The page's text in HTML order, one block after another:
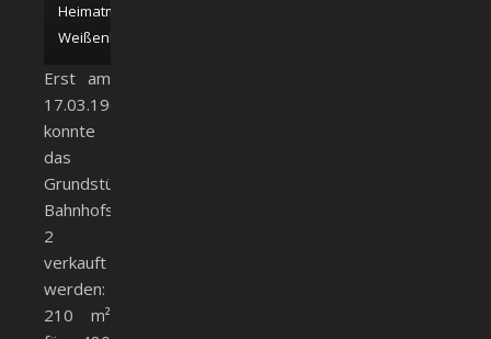
Heimatmuseum
Weißenhorn
Erst am
17.03.1904
konnte
das
Grundstück
Bahnhofstr.
2
verkauft
werden:
210 m²